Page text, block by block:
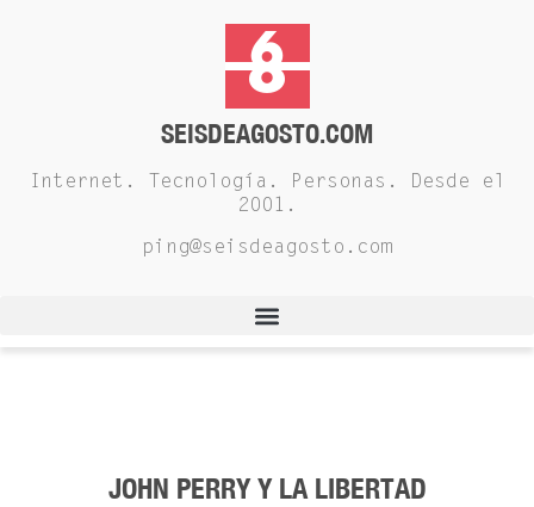
SEISDEAGOSTO.COM
Internet. Tecnología. Personas. Desde el
2001.
ping@seisdeagosto.com
JOHN PERRY Y LA LIBERTAD